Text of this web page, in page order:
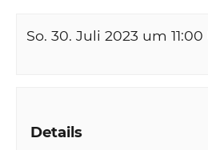
So. 30. Juli 2023 um 11:00
Details